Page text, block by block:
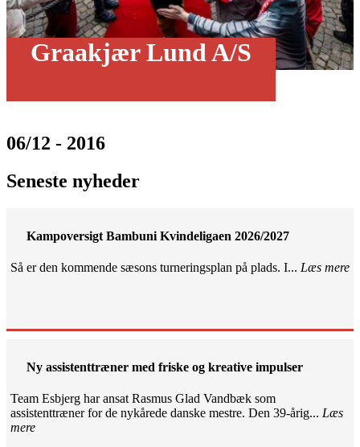
Graakjær Lund A/S
06/12 - 2016
Seneste nyheder
Kampoversigt Bambuni Kvindeligaen 2026/2027
Så er den kommende sæsons turneringsplan på plads. I... Læs mere
Ny assistenttræner med friske og kreative impulser
Team Esbjerg har ansat Rasmus Glad Vandbæk som
assistenttræner for de nykårede danske mestre. Den 39-årig... Læs
mere